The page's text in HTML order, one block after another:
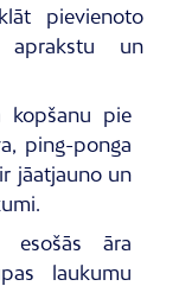
pievienoto
un
kopšanu pie
ping-ponga
jāatjauno un
esošās āra
laukumu